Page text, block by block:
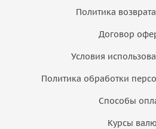
Политика
Договор
Условия
Политика обработки
Способы
Курсы